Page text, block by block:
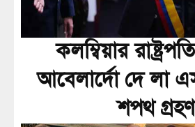
কলম্বিয়ার
আবেলার্দো দে লা
শপথ গ্রহণ